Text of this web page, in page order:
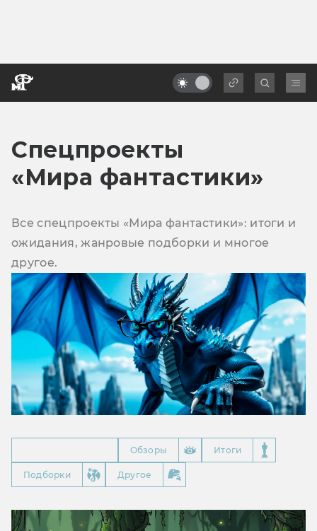
Спецпроекты
«Мира фантастики»
Все спецпроекты «Мира фантастики»: итоги и
ожидания, жанровые подборки и многое
другое.
Обзоры Итоги
Подборки Другое